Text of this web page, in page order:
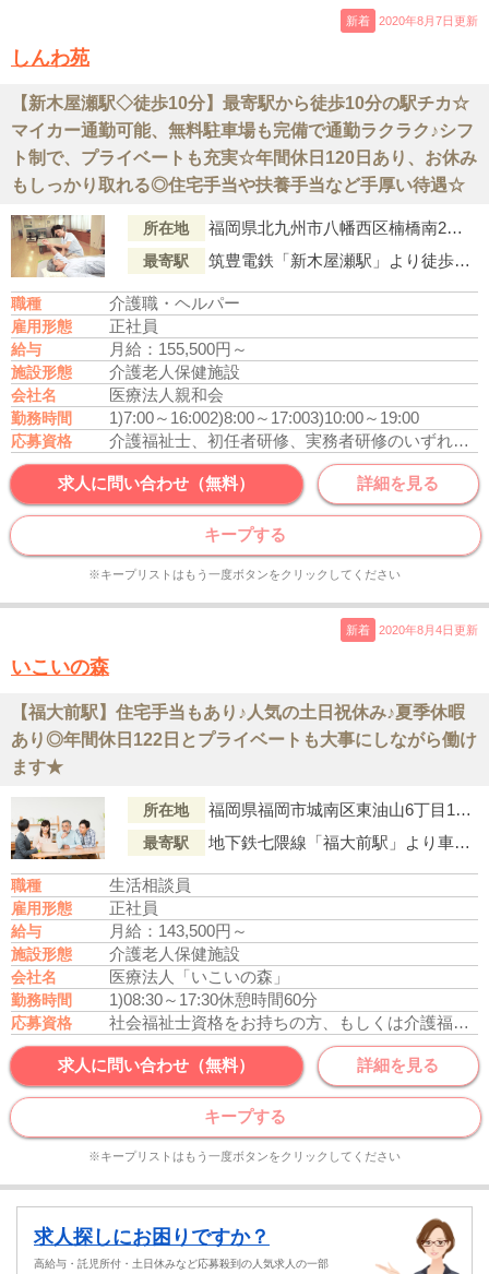
新着 2020年8月7日更新
しんわ苑
【新木屋瀬駅◇徒歩10分】最寄駅から徒歩10分の駅チカ☆
マイカー通勤可能、無料駐車場も完備で通勤ラクラク♪シフ
ト制で、プライベートも充実☆年間休日120日あり、お休み
もしっかり取れる◎住宅手当や扶養手当など手厚い待遇☆
所在地 福岡県北九州市八幡西区楠橋南2丁目19-6
最寄駅 筑豊電鉄「新木屋瀬駅」より徒歩10分
職種 介護職・ヘルパー
雇用形態 正社員
給与 月給：155,500円～
施設形態 介護老人保健施設
会社名 医療法人親和会
勤務時間 1)7:00～16:002)8:00～17:003)10:00～19:00
応募資格 介護福祉士、初任者研修、実務者研修のいずれかの資格をお持ちの方
求人に問い合わせ（無料） 詳細を見る
キープする
※キープリストはもう一度ボタンをクリックしてください
新着 2020年8月4日更新
いこいの森
【福大前駅】住宅手当もあり♪人気の土日祝休み♪夏季休暇
あり◎年間休日122日とプライベートも大事にしながら働け
ます★
所在地 福岡県福岡市城南区東油山6丁目19番23号
最寄駅 地下鉄七隈線「福大前駅」より車で12分
職種 生活相談員
雇用形態 正社員
給与 月給：143,500円～
施設形態 介護老人保健施設
会社名 医療法人「いこいの森」
勤務時間 1)08:30～17:30休憩時間60分
応募資格 社会福祉士資格をお持ちの方、もしくは介護福祉士資格をお持ちの方
求人に問い合わせ（無料） 詳細を見る
キープする
※キープリストはもう一度ボタンをクリックしてください
求人探しにお困りですか？
高給与・託児所付・土日休みなど応募殺到の人気求人の一部